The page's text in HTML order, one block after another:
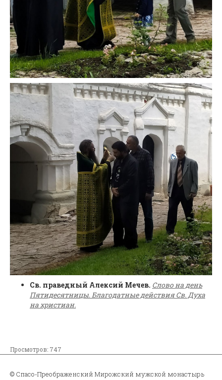
Св. праведный Алексий Мечев. Слово на день
Пятидесятницы. Благодатные действия Св. Духа
на христиан.
Просмотров: 747
© Спасо-Преображенский Мирожский мужской монастырь